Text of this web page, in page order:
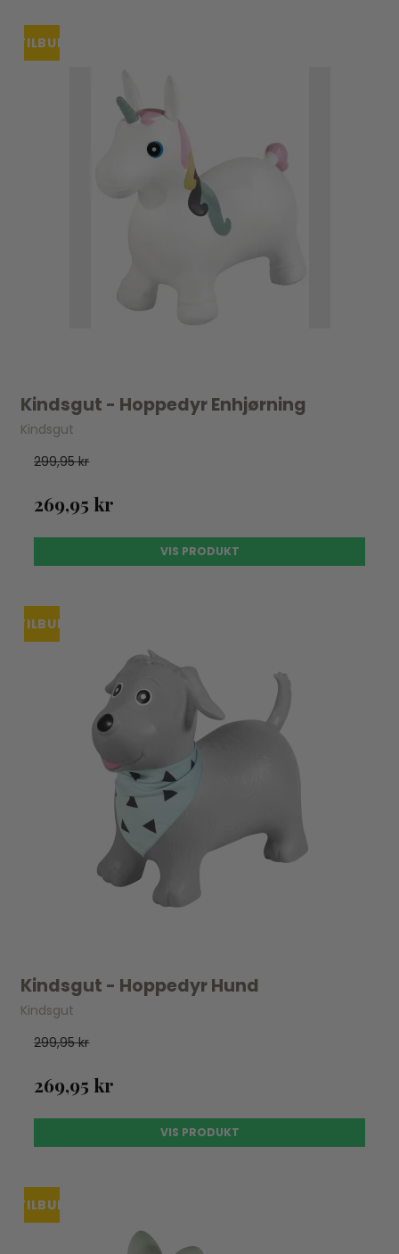
TILBUD
Kindsgut - Hoppedyr Enhjørning
Kindsgut
299,95 kr
269,95 kr
VIS PRODUKT
TILBUD
Kindsgut - Hoppedyr Hund
Kindsgut
299,95 kr
269,95 kr
VIS PRODUKT
TILBUDUDSOLGT